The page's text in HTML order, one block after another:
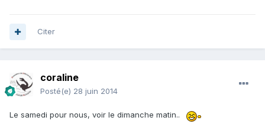
Citer
coraline
Posté(e) 28 juin 2014
Le samedi pour nous, voir le dimanche matin..